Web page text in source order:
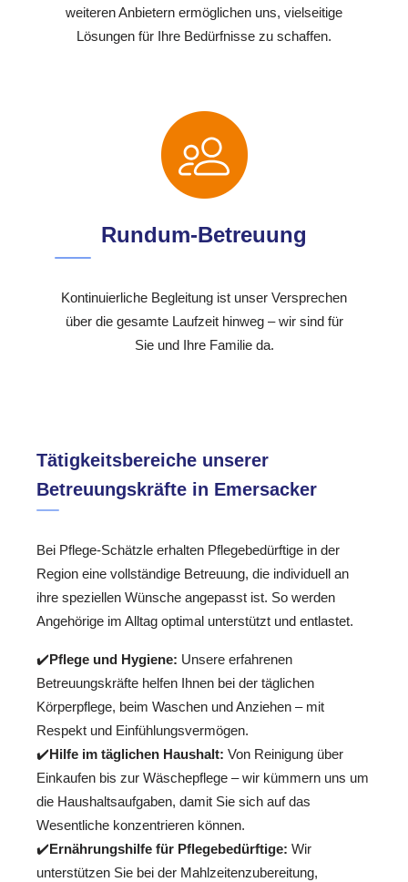
weiteren Anbietern ermöglichen uns, vielseitige
Lösungen für Ihre Bedürfnisse zu schaffen.
Rundum-Betreuung
Kontinuierliche Begleitung ist unser Versprechen
über die gesamte Laufzeit hinweg – wir sind für
Sie und Ihre Familie da.
Tätigkeitsbereiche unserer
Betreuungskräfte in Emersacker
Bei Pflege-Schätzle erhalten Pflegebedürftige in der
Region eine vollständige Betreuung, die individuell an
ihre speziellen Wünsche angepasst ist. So werden
Angehörige im Alltag optimal unterstützt und entlastet.
✔️Pflege und Hygiene: Unsere erfahrenen
Betreuungskräfte helfen Ihnen bei der täglichen
Körperpflege, beim Waschen und Anziehen – mit
Respekt und Einfühlungsvermögen.
✔️Hilfe im täglichen Haushalt: Von Reinigung über
Einkaufen bis zur Wäschepflege – wir kümmern uns um
die Haushaltsaufgaben, damit Sie sich auf das
Wesentliche konzentrieren können.
✔️Ernährungshilfe für Pflegebedürftige: Wir
unterstützen Sie bei der Mahlzeitenzubereitung,